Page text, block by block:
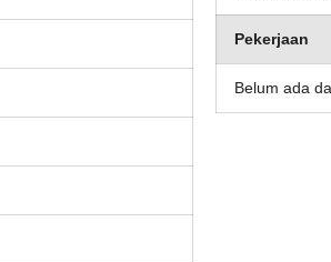
Pekerjaan
Belum ada